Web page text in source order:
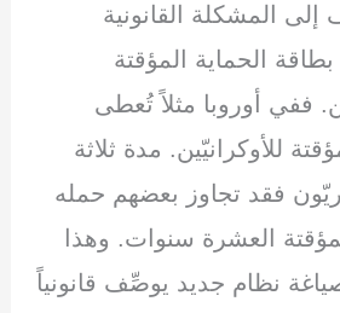
المشكلة القانونية
الحماية المؤقتة
ففي أوروبا مثلاً تُعطى
للأوكرانيّين. مدة ثلاثة
فقد تجاوز بعضهم حمله
العشرة سنوات. وهذا
نظام جديد يوصِّف قانونياً